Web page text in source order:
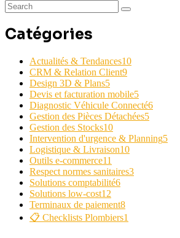
Catégories
Actualités & Tendances10
CRM & Relation Client9
Design 3D & Plans5
Devis et facturation mobile5
Diagnostic Véhicule Connecté6
Gestion des Pièces Détachées5
Gestion des Stocks10
Intervention d'urgence & Planning5
Logistique & Livraison10
Outils e-commerce11
Respect normes sanitaires3
Solutions comptabilité6
Solutions low-cost12
Terminaux de paiement8
📋 Checklists Plombiers1